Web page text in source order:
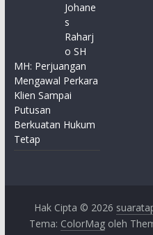
Johane
s
Raharj
o SH
MH: Perjuangan
Mengawal Perkara
Klien Sampai
Putusan
Berkuatan Hukum
Tetap
Hak Cipta © 2026
Tema: ColorMagoleh